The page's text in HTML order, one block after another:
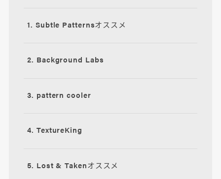
1. Subtle Patternsオススメ
2. Background Labs
3. pattern cooler
4. TextureKing
5. Lost & Takenオススメ